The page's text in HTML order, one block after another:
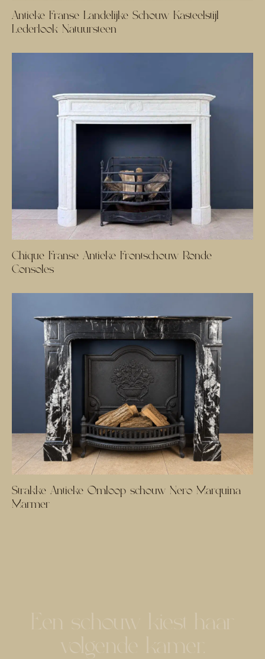
Antieke Franse Landelijke Schouw Kasteelstijl
Lederlook Natuursteen
Chique Franse Antieke Frontschouw Ronde
Consoles
Strakke Antieke Omloop schouw Nero Marquina
Marmer
Een schouw kiest haar
volgende kamer.